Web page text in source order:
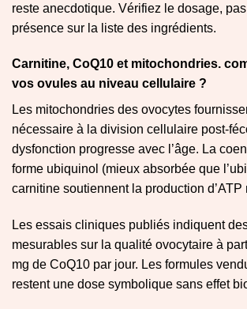
reste anecdotique. Vérifiez le dosage,
présence sur la liste des ingrédients.
Carnitine, CoQ10 et mitochondries.
vos ovules au niveau cellulaire ?
Les mitochondries des ovocytes
nécessaire à la division cellulaire post-
dysfonction progresse avec l’âge. La
forme ubiquinol (mieux absorbée que
carnitine soutiennent la production d’ATP
Les essais cliniques publiés indiquent
mesurables sur la qualité ovocytaire à
mg de CoQ10 par jour. Les formules
restent une dose symbolique sans effet